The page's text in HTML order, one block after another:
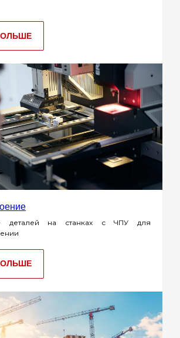
деталей на станках с ЧПУ для